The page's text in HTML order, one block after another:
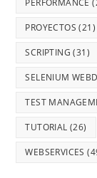
PERFORMANCE
PROYECTOS (21)
SCRIPTING (31)
SELENIUM
TEST
TUTORIAL (26)
WEBSERVICES